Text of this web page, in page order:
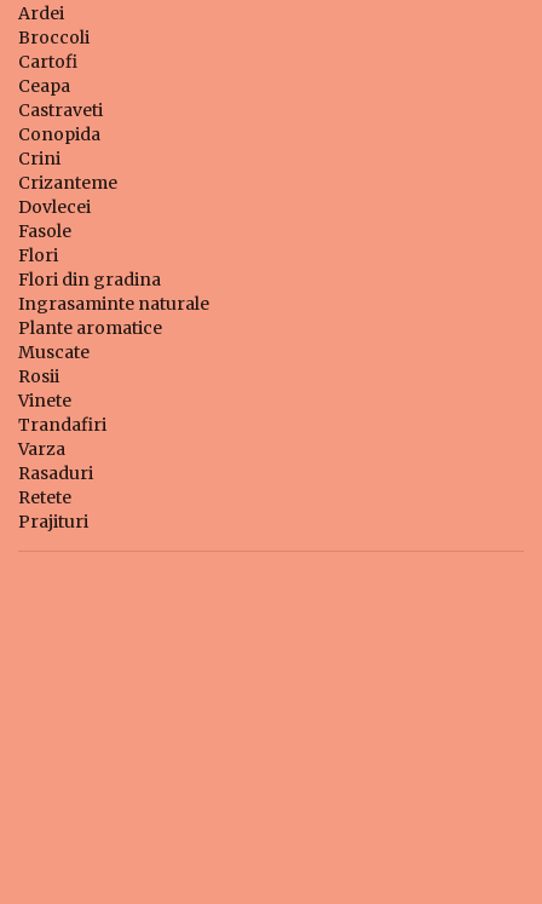
Ardei
Broccoli
Cartofi
Ceapa
Castraveti
Conopida
Crini
Crizanteme
Dovlecei
Fasole
Flori
Flori din gradina
Ingrasaminte naturale
Plante aromatice
Muscate
Rosii
Vinete
Trandafiri
Varza
Rasaduri
Retete
Prajituri